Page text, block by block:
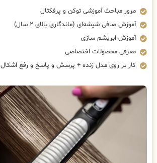
مرور مباحث آموزشی توکن و پرفکتال
آموزش صافی شیشه‌ای (ماندگاری بالای ۲ سال)
آموزش ابریشم سازی
معرفی محصولات اختصاصی
کار بر روی مدل زنده + پرسش و پاسخ و رفع اشکال